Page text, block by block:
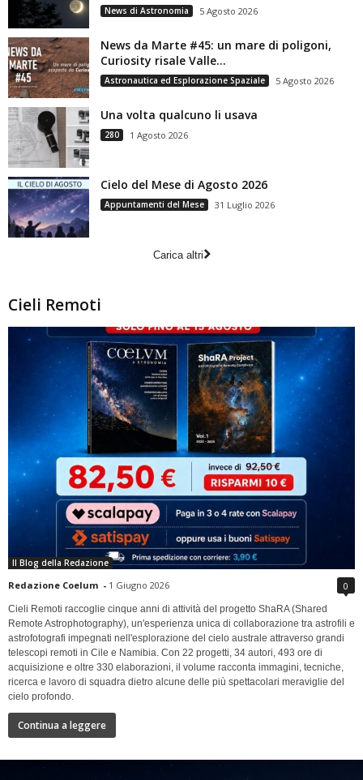
News di Astronomia 5 Agosto 2026
News da Marte #45: un mare di poligoni,
Curiosity risale Valle...
Astronautica ed Esplorazione Spaziale 5 Agosto 2026
Una volta qualcuno li usava
280 1 Agosto 2026
Cielo del Mese di Agosto 2026
Appuntamenti del Mese 31 Luglio 2026
Carica altri
Cieli Remoti
Il Blog della Redazione
Redazione Coelum - 1 Giugno 2026 0
Cieli Remoti raccoglie cinque anni di attività del progetto ShaRA (Shared
Remote Astrophotography), un'esperienza unica di collaborazione tra astrofili e
astrofotografi impegnati nell'esplorazione del cielo australe attraverso grandi
telescopi remoti in Cile e Namibia. Con 22 progetti, 34 autori, 493 ore di
acquisizione e oltre 330 elaborazioni, il volume racconta immagini, tecniche,
ricerca e lavoro di squadra dietro alcune delle più spettacolari meraviglie del
cielo profondo.
Continua a leggere